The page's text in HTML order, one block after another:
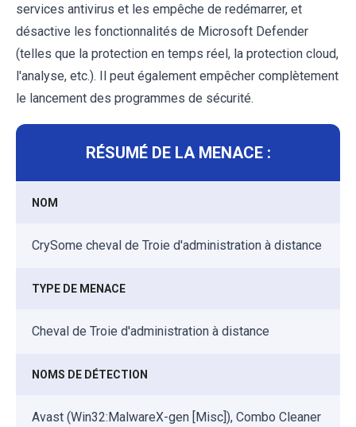
services antivirus et les empêche de redémarrer, et
désactive les fonctionnalités de Microsoft Defender
(telles que la protection en temps réel, la protection cloud,
l'analyse, etc.). Il peut également empêcher complètement
le lancement des programmes de sécurité.
RÉSUMÉ DE LA MENACE :
NOM
CrySome cheval de Troie d'administration à distance
TYPE DE MENACE
Cheval de Troie d'administration à distance
NOMS DE DÉTECTION
Avast (Win32:MalwareX-gen [Misc]), Combo Cleaner